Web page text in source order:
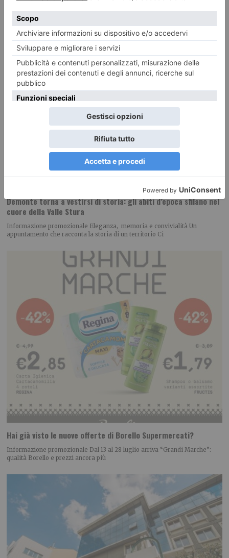
Demonte torna a vestirsi di storia: gli abiti d’epoca sfilano nel
cuore della Valle Stura
Informazione promozionale Eleganza, memoria e convivialità Un
appuntamento che racconta la storia di un territorio Ci
Hai già visto le nuove offerte di Borello Supermercati?
Informazione promozionale Dal 13 al 28 luglio arriva “Grandi Marche”:
qualità Borello e prezzi ancora più